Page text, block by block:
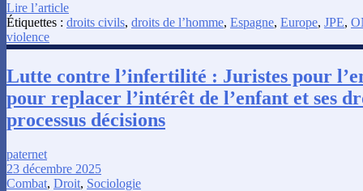
Lire l’article
Étiquettes : droits civils, droits de l’homme, Espagne, Europe, JPE,
violence
Lutte contre l’infertilité : Juristes pour
pour replacer l’intérêt de l’enfant et ses
processus décisions
paternet
23 décembre 2025
Combat, Droit, Sociologie